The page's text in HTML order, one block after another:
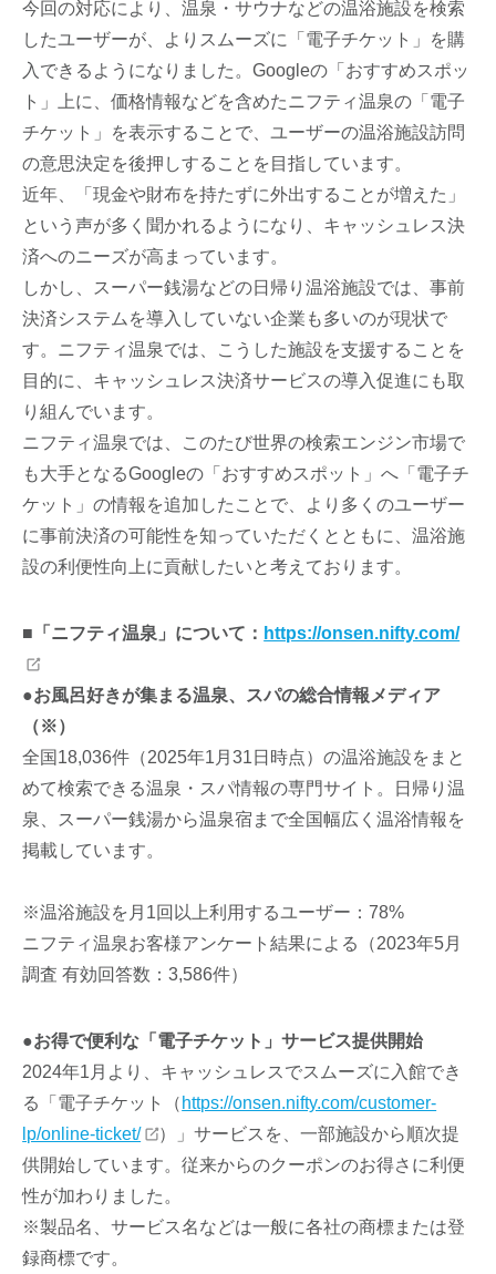
今回の対応により、温泉・サウナなどの温浴施設を検索
したユーザーが、よりスムーズに「電子チケット」を購
入できるようになりました。Googleの「おすすめスポッ
ト」上に、価格情報などを含めたニフティ温泉の「電子
チケット」を表示することで、ユーザーの温浴施設訪問
の意思決定を後押しすることを目指しています。
近年、「現金や財布を持たずに外出することが増えた」
という声が多く聞かれるようになり、キャッシュレス決
済へのニーズが高まっています。
しかし、スーパー銭湯などの日帰り温浴施設では、事前
決済システムを導入していない企業も多いのが現状で
す。ニフティ温泉では、こうした施設を支援することを
目的に、キャッシュレス決済サービスの導入促進にも取
り組んでいます。
ニフティ温泉では、このたび世界の検索エンジン市場で
も大手となるGoogleの「おすすめスポット」へ「電子チ
ケット」の情報を追加したことで、より多くのユーザー
に事前決済の可能性を知っていただくとともに、温浴施
設の利便性向上に貢献したいと考えております。
■「ニフティ温泉」について： https://onsen.nifty.com/
●お風呂好きが集まる温泉、スパの総合情報メディア
（※）
全国18,036件（2025年1月31日時点）の温浴施設をまと
めて検索できる温泉・スパ情報の専門サイト。日帰り温
泉、スーパー銭湯から温泉宿まで全国幅広く温浴情報を
掲載しています。
※温浴施設を月1回以上利用するユーザー：78%
ニフティ温泉お客様アンケート結果による（2023年5月
調査 有効回答数：3,586件）
●お得で便利な「電子チケット」サービス提供開始
2024年1月より、キャッシュレスでスムーズに入館でき
る「電子チケット（ https://onsen.nifty.com/customer-
lp/online-ticket/
）」サービスを、一部施設から順次提
供開始しています。従来からのクーポンのお得さに利便
性が加わりました。
※製品名、サービス名などは一般に各社の商標または登
録商標です。